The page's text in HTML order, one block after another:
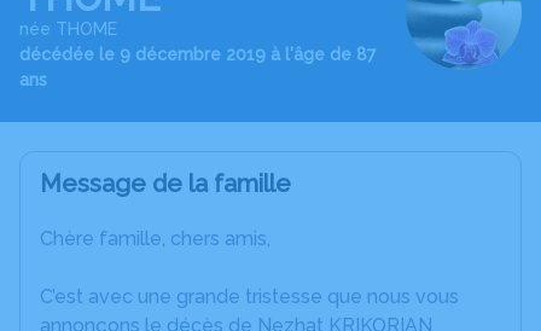
née THOME
décédée le 9 décembre 2019 à l'âge de 87
ans
Message de la famille
Chère famille, chers amis,
C’est avec une grande tristesse que nous vous
annonçons le décès de Nezhat KRIKORIAN